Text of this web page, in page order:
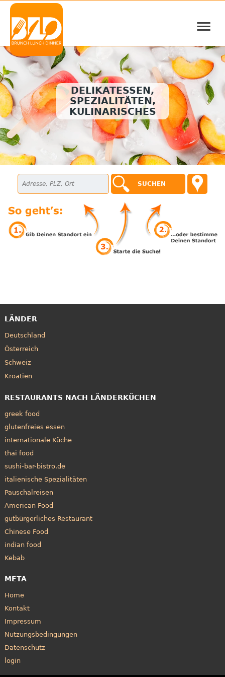
≡
DELIKATESSEN,
SPEZIALITÄTEN,
KULINARISCHES
LÄNDER
Deutschland
Österreich
Schweiz
Kroatien
RESTAURANTS NACH LÄNDERKÜCHEN
greek food
glutenfreies essen
internationale Küche
thai food
sushi-bar-bistro.de
italienische Spezialitäten
Pauschalreisen
American Food
gutbürgerliches Restaurant
Chinese Food
indian food
Kebab
META
Home
Kontakt
Impressum
Nutzungsbedingungen
Datenschutz
login